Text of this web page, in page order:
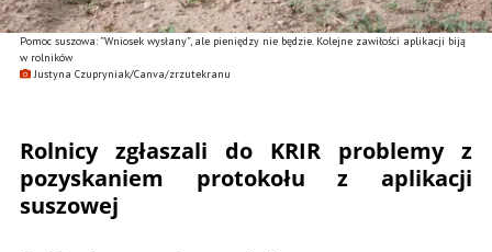
Pomoc suszowa: ”Wniosek wysłany”, ale pieniędzy nie będzie. Kolejne zawiłości aplikacji biją
w rolników
Justyna Czupryniak/Canva/zrzutekranu
Rolnicy zgłaszali do KRIR problemy z
pozyskaniem protokołu z aplikacji
suszowej